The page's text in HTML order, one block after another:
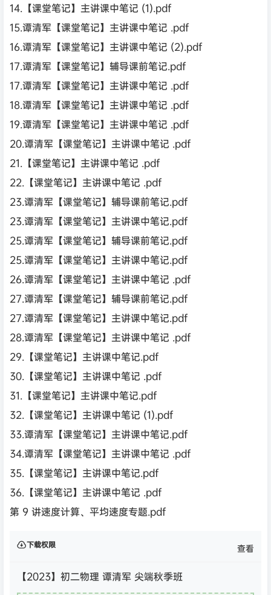
14.【课堂笔记】主讲课中笔记 (1).pdf
15.谭清军【课堂笔记】主讲课中笔记 .pdf
16.谭清军【课堂笔记】主讲课中笔记 (2).pdf
17.谭清军【课堂笔记】辅导课前笔记.pdf
17.谭清军【课堂笔记】主讲课中笔记 .pdf
18.谭清军【课堂笔记】主讲课中笔记 .pdf
19.谭清军【课堂笔记】主讲课中笔记 .pdf
20.谭清军【课堂笔记】主讲课中笔记 .pdf
21.【课堂笔记】主讲课中笔记 .pdf
22.【课堂笔记】主讲课中笔记 .pdf
23.谭清军【课堂笔记】辅导课前笔记.pdf
23.谭清军【课堂笔记】主讲课中笔记.pdf
25.谭清军【课堂笔记】辅导课前笔记.pdf
25.谭清军【课堂笔记】主讲课中笔记.pdf
26.谭清军【课堂笔记】主讲课中笔记 .pdf
27.谭清军【课堂笔记】辅导课前笔记.pdf
27.谭清军【课堂笔记】主讲课中笔记.pdf
28.谭清军【课堂笔记】主讲课中笔记 .pdf
29.【课堂笔记】主讲课中笔记.pdf
30.【课堂笔记】主讲课中笔记 .pdf
31.【课堂笔记】主讲课中笔记.pdf
32.【课堂笔记】主讲课中笔记 (1).pdf
33.谭清军【课堂笔记】主讲课中笔记.pdf
34.谭清军【课堂笔记】主讲课中笔记 .pdf
35.【课堂笔记】主讲课中笔记.pdf
36.【课堂笔记】主讲课中笔记 .pdf
第 9 讲速度计算、平均速度专题.pdf
下载权限 查看
【2023】初二物理 谭清军 尖端秋季班